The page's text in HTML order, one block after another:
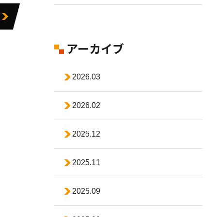
アーカイブ
2026.03
2026.02
2025.12
2025.11
2025.09